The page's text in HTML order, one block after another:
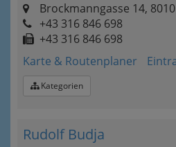
Brockmanngasse 14,
+43 316 846 698
+43 316 846 698
Karte & Routenplaner
Kategorien
Rudolf Budja